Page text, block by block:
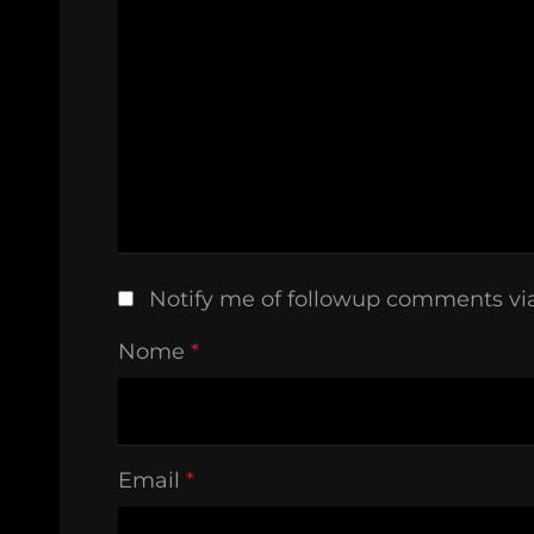
Notify me of followup comments
Nome *
Email *